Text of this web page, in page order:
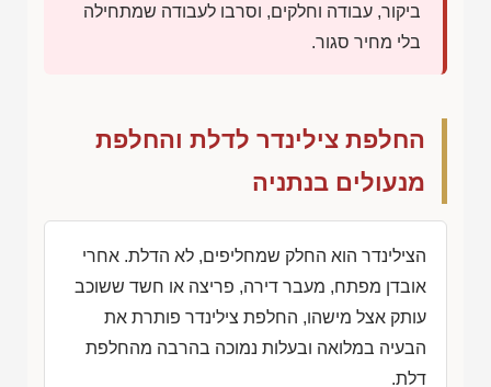
ביקור, עבודה וחלקים, וסרבו לעבודה שמתחילה
בלי מחיר סגור.
החלפת צילינדר לדלת והחלפת
מנעולים בנתניה
הצילינדר הוא החלק שמחליפים, לא הדלת. אחרי
אובדן מפתח, מעבר דירה, פריצה או חשד ששוכב
עותק אצל מישהו, החלפת צילינדר פותרת את
הבעיה במלואה ובעלות נמוכה בהרבה מהחלפת
דלת.